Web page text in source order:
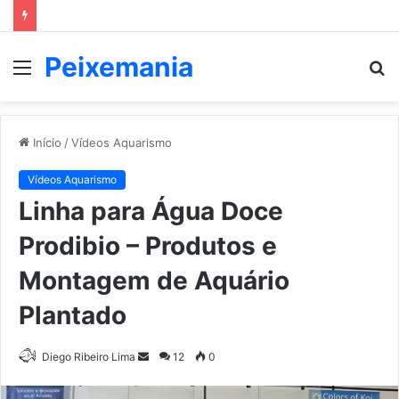
Menu
Peixemania
Início /Vídeos Aquarismo
Vídeos Aquarismo
Linha para Água Doce
Prodibio – Produtos e
Montagem de Aquário
Plantado
Diego Ribeiro Lima
Mande
12 0